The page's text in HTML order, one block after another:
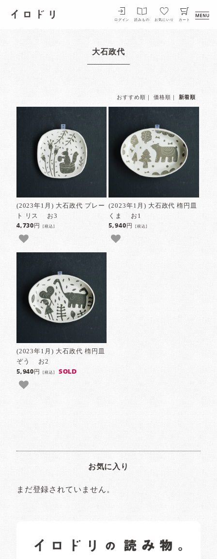
イロドリ
ログイン 読みもの お気にいり カート
大石政代
おすすめ順 価格順 新着順
(2023年1月) 大石政代 プレー
ト リス お3
4,730円[税込]
(2023年1月) 大石政代 楕円皿
くま お1
5,940円 [税込]
(2023年1月) 大石政代 楕円皿
ぞう お2
5,940円[税込] SOLD
お気に入り
まだ登録されていません。
日常の様子など随時更新中です。